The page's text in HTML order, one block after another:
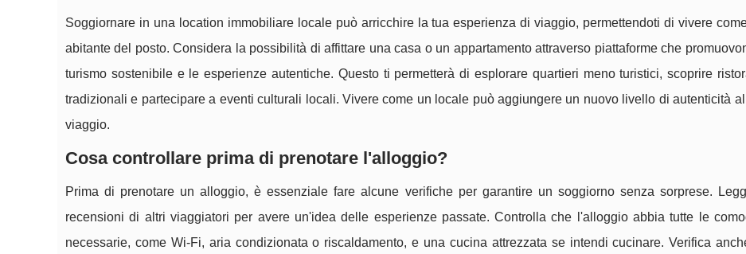
Soggiornare in una location immobiliare locale può arricchire la tua esperienza di viaggio, permettendoti di vivere
abitante del posto. Considera la possibilità di affittare una casa o un appartamento attraverso piattaforme che
turismo sostenibile e le esperienze autentiche. Questo ti permetterà di esplorare quartieri meno turistici, scoprire
tradizionali e partecipare a eventi culturali locali. Vivere come un locale può aggiungere un nuovo livello di autenticità
viaggio.
Cosa controllare prima di prenotare l'alloggio?
Prima di prenotare un alloggio, è essenziale fare alcune verifiche per garantire un soggiorno senza sorprese.
recensioni di altri viaggiatori per avere un'idea delle esperienze passate. Controlla che l'alloggio abbia tutte le
necessarie, come Wi-Fi, aria condizionata o riscaldamento, e una cucina attrezzata se intendi cucinare. Verifica